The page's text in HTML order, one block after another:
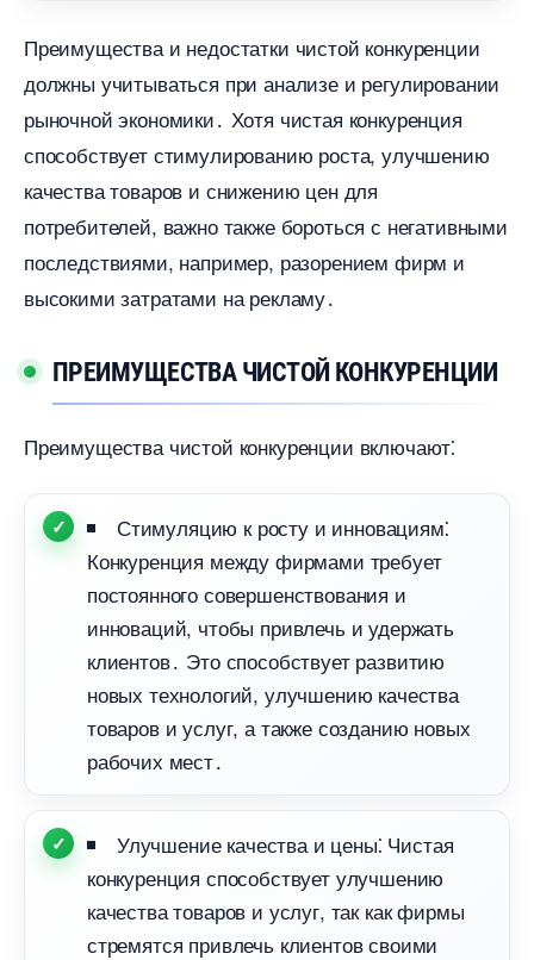
Преимущества и недостатки чистой конкуренции
должны учитываться при анализе и регулировании
рыночной экономики․ Хотя чистая конкуренция
способствует стимулированию роста, улучшению
качества товаров и снижению цен для
потребителей, важно также бороться с негативными
последствиями, например, разорением фирм и
ысокими затратами на рекламу․
ПРЕИМУЩЕСТВА ЧИСТОЙ КОНКУРЕНЦИИ
Преимущества чистой конкуренции включают⁚
Стимуляцию к росту и инновациям⁚
Конкуренция между фирмами требует
постоянного совершенствования и
инноваций, чтобы привлечь и удержать
клиентов․ Это способствует развитию
новых технологий, улучшению качества
товаров и услуг, а также созданию новых
рабочих мест․
Улучшение качества и цены⁚ Чистая
конкуренция способствует улучшению
качества товаров и услуг, так как фирмы
стремятся привлечь клиентов своими